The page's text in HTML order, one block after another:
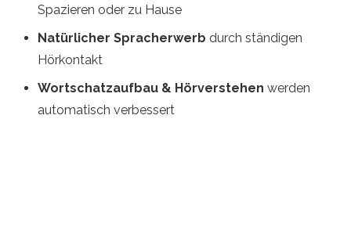
Spazieren oder zu Hause
Natürlicher Spracherwerb durch ständigen
Hörkontakt
Wortschatzaufbau & Hörverstehen werden
automatisch verbessert